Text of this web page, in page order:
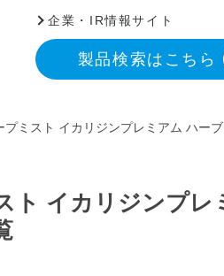
企業・IR情報サイト
製品検索はこちら
プミスト イカリジンプレミアム ハー
ト イカリジンプ